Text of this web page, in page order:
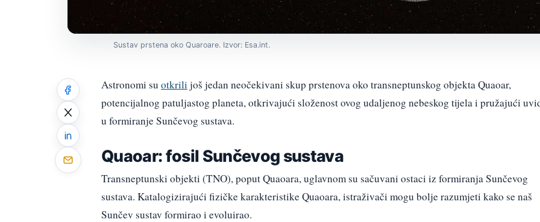
Sustav prstena oko Quaroare. Izvor: Esa.int.
Astronomi su otkrili još jedan neočekivani skup prstenova oko transneptunskog objekta Quaoar,
potencijalnog patuljastog planeta, otkrivajući složenost ovog udaljenog nebeskog tijela i pružajući
u formiranje Sunčevog sustava.
Quaoar: fosil Sunčevog sustava
Transneptunski objekti (TNO), poput Quaoara, uglavnom su sačuvani ostaci iz formiranja Sunčevog
sustava. Katalogizirajući fizičke karakteristike Quaoara, istraživači mogu bolje razumjeti kako se naš
Sunčev sustav formirao i evoluirao.